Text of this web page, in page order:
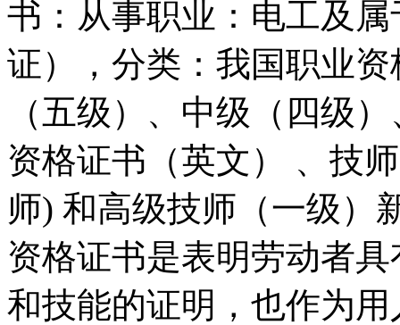
书：从事职业：电工及
证），分类：我国职业
（五级）、中级（四级
资格证书（英文） 、技
师) 和高级技师（一级）
资格证书是表明劳动者
和技能的证明，也作为